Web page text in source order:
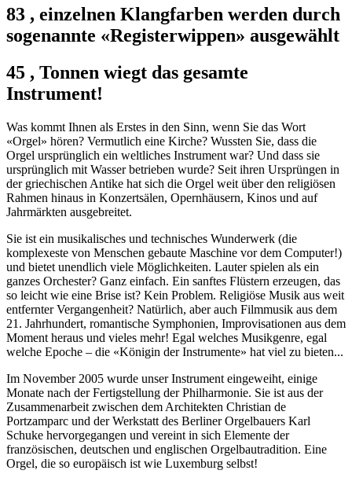
83 , einzelnen Klangfarben werden durch
sogenannte «Registerwippen» ausgewählt
45 , Tonnen wiegt das gesamte
Instrument!
Was kommt Ihnen als Erstes in den Sinn, wenn Sie das Wort
«Orgel» hören? Vermutlich eine Kirche? Wussten Sie, dass die
Orgel ursprünglich ein weltliches Instrument war? Und dass sie
ursprünglich mit Wasser betrieben wurde? Seit ihren Ursprüngen in
der griechischen Antike hat sich die Orgel weit über den religiösen
Rahmen hinaus in Konzertsälen, Opernhäusern, Kinos und auf
Jahrmärkten ausgebreitet.
Sie ist ein musikalisches und technisches Wunderwerk (die
komplexeste von Menschen gebaute Maschine vor dem Computer!)
und bietet unendlich viele Möglichkeiten. Lauter spielen als ein
ganzes Orchester? Ganz einfach. Ein sanftes Flüstern erzeugen, das
so leicht wie eine Brise ist? Kein Problem. Religiöse Musik aus weit
entfernter Vergangenheit? Natürlich, aber auch Filmmusik aus dem
21. Jahrhundert, romantische Symphonien, Improvisationen aus dem
Moment heraus und vieles mehr! Egal welches Musikgenre, egal
welche Epoche – die «Königin der Instrumente» hat viel zu bieten...
Im November 2005 wurde unser Instrument eingeweiht, einige
Monate nach der Fertigstellung der Philharmonie. Sie ist aus der
Zusammenarbeit zwischen dem Architekten Christian de
Portzamparc und der Werkstatt des Berliner Orgelbauers Karl
Schuke hervorgegangen und vereint in sich Elemente der
französischen, deutschen und englischen Orgelbautradition. Eine
Orgel, die so europäisch ist wie Luxemburg selbst!